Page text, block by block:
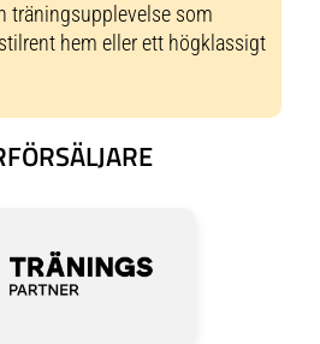
träningsupplevelse som
hem eller ett högklassigt